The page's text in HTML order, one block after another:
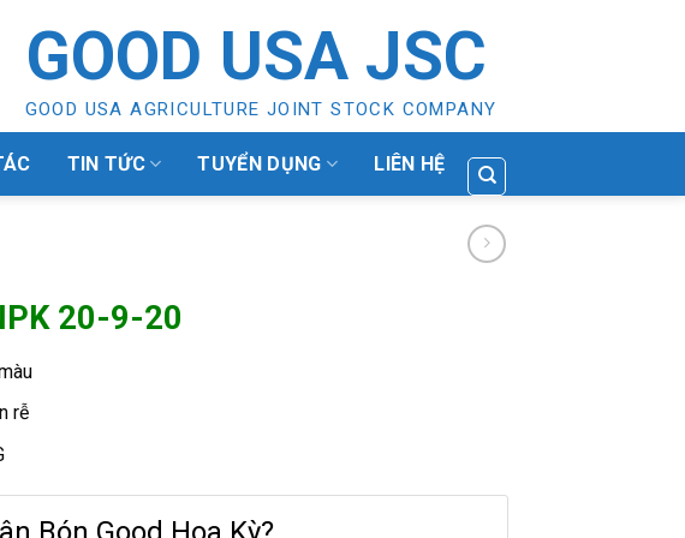
GOOD USA JSC
GOOD USA AGRICULTURE JOINT STOCK COMPANY
TIN TỨC TUYỂN DỤNG LIÊN HỆ
20-9-20
rễ